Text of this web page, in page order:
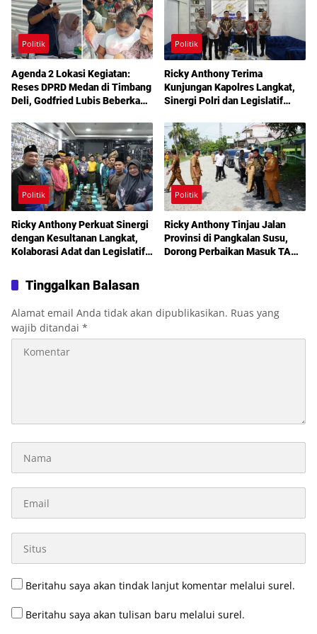
Politik
Agenda 2 Lokasi Kegiatan:
Reses DPRD Medan di Timbang
Deli, Godfried Lubis Beberkan
Layanan Kesehatan Gratis
Politik
Ricky Anthony Terima
Kunjungan Kapolres Langkat,
Sinergi Polri dan Legislatif
Politik
Ricky Anthony Perkuat Sinergi
dengan Kesultanan Langkat,
Kolaborasi Adat dan Legislatif
Politik
Ricky Anthony Tinjau Jalan
Provinsi di Pangkalan Susu,
Dorong Perbaikan Masuk TA
Tinggalkan Balasan
Alamat email Anda tidak akan dipublikasikan. Ruas yang
wajib ditandai *
Beritahu saya akan tindak lanjut komentar melalui surel.
Beritahu saya akan tulisan baru melalui surel.